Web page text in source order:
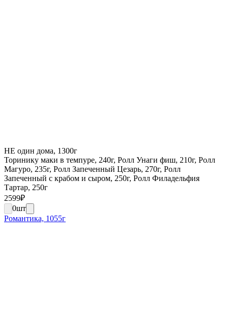
НЕ один дома, 1300г
Торинику маки в темпуре, 240г, Ролл Унаги фиш, 210г, Ролл
Магуро, 235г, Ролл Запеченный Цезарь, 270г, Ролл
Запеченный с крабом и сыром, 250г, Ролл Филадельфия
Тартар, 250г
2599₽
0шт
Романтика, 1055г